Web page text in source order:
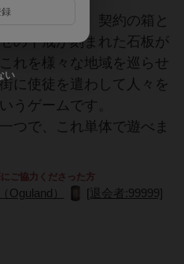
にしており、契約の箱と
の十戒が刻まれた石板が
れを様々な地域を巡らせ
に使徒を遣わして人々を
うゲームです。
つで、これ単体で遊べま
にご協力くださった方
Oguland） [退会者:99999]
い